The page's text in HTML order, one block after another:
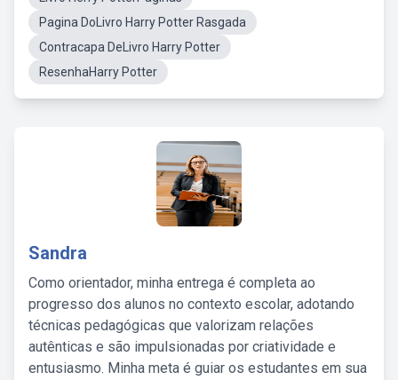
Pagina DoLivro Harry Potter Rasgada
Contracapa DeLivro Harry Potter
ResenhaHarry Potter
Sandra
Como orientador, minha entrega é completa ao
progresso dos alunos no contexto escolar, adotando
técnicas pedagógicas que valorizam relações
autênticas e são impulsionadas por criatividade e
entusiasmo. Minha meta é guiar os estudantes em sua